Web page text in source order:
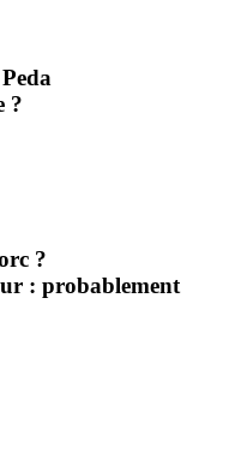
?
?
: probablement